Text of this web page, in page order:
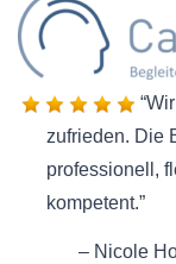
zufrieden. Die
professionell,
kompetent.
Nicole